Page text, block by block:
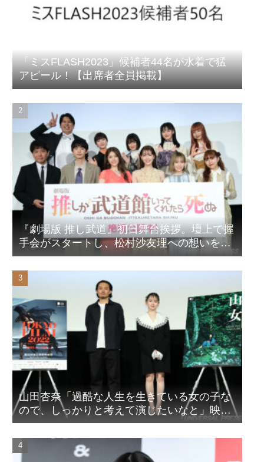
「ミスFLASH2023」候補者44名が水着で猛
アピール！【出席者全員掲載】
『劇場版 推し武道』初日舞台挨拶。壇上で握
手会がスタートし、松村沙友理への想いをア
ピール！？
山田杏奈「過酷な人生を生きている女の子な
ので、しっかりと考えて演じたいなと」映画
『山女』東京国際映画祭Q&A